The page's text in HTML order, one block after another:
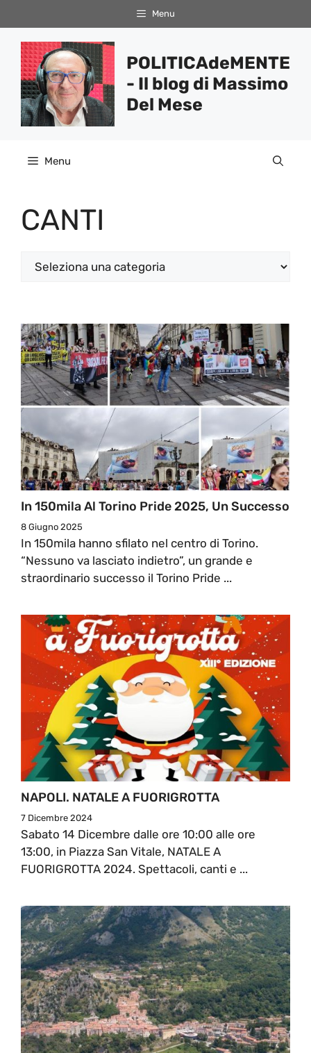
al
contenuto
Menu
POLITICAdeMENTE
- Il blog di Massimo
Del Mese
Menu
CANTI
Categorie
In 150mila Al Torino Pride 2025, Un Successo
8 Giugno 2025
In 150mila hanno sfilato nel centro di Torino.
“Nessuno va lasciato indietro”, un grande e
straordinario successo il Torino Pride ...
NAPOLI. NATALE A FUORIGROTTA
7 Dicembre 2024
Sabato 14 Dicembre dalle ore 10:00 alle ore
13:00, in Piazza San Vitale, NATALE A
FUORIGROTTA 2024. Spettacoli, canti e ...